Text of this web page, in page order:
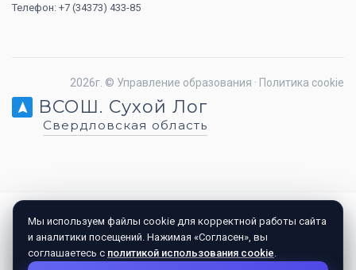
Телефон: +7 (34373) 433-85
2026г. © Управление образования · Политика cookie
ВСОШ. Сухой Лог
Свердловская область
Мы используем файлы cookie для корректной работы сайта
и аналитики посещений. Нажимая «Согласен», вы
соглашаетесь с политикой использования cookie.